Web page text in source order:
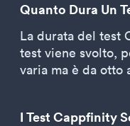
Quanto Dura Un
La durata del test
test viene svolto,
varia ma è da otto
I Test Cappfinity